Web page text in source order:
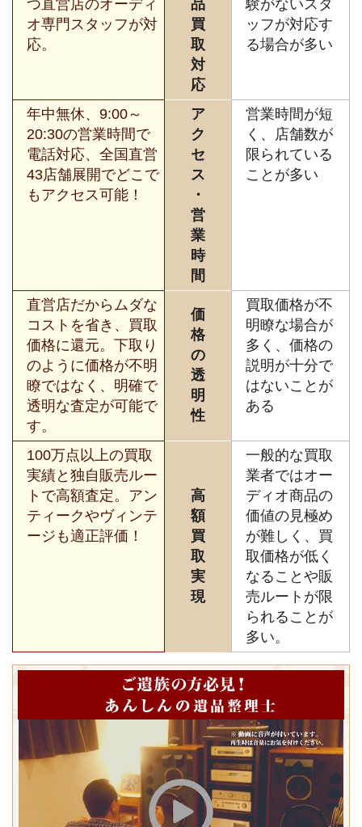
つ直営店のオーディ
オ専門スタッフが対
応。
品
買
取
対
応
験がないスタ
ッフが対応す
る場合が多い
年中無休、9:00～
20:30の営業時間で
電話対応、全国直営
43店舗展開でどこで
もアクセス可能！
ア
ク
セ
ス
・
営
業
時
間
営業時間が短
く、店舗数が
限られている
ことが多い
直営店だからムダな
コストを省き、買取
価格に還元。下取り
のように価格が不明
瞭ではなく、明確で
透明な査定が可能で
す。
価
格
の
透
明
性
買取価格が不
明瞭な場合が
多く、価格の
説明が十分で
はないことが
ある
100万点以上の買取
実績と独自販売ルー
トで高額査定。アン
ティークやヴィンテ
ージも適正評価！
高
額
買
取
実
現
一般的な買取
業者ではオー
ディオ商品の
価値の見極め
が難しく、買
取価格が低く
なることや販
売ルートが限
られることが
多い。